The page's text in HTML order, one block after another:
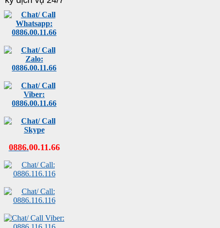
0886.00.11.66